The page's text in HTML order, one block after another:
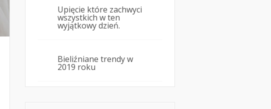
Upięcie które zachwyci
wszystkich w ten
wyjątkowy dzień.
Bieliźniane trendy w
2019 roku